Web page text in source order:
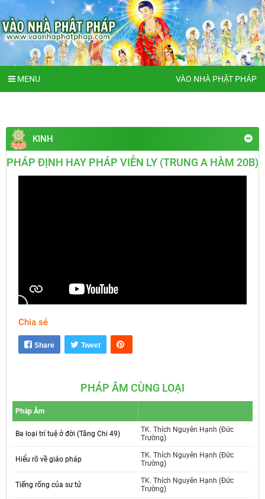
MENU VÀO NHÀ PHẬT PHÁP
KINH
PHÁP ĐỊNH HAY PHÁP VIỄN LY (TRUNG A HÀM 20B)
Chia sẻ
Share Tweet
PHÁP ÂM CÙNG LOẠI
Pháp Âm
Ba loại trí tuệ ở đời (Tăng Chi 49)
TK. Thích Nguyên Hạnh (Đức
Trường)
Hiểu rõ về giáo pháp
TK. Thích Nguyên Hạnh (Đức
Trường)
Tiếng rống của sư tử
TK. Thích Nguyên Hạnh (Đức
Trường)